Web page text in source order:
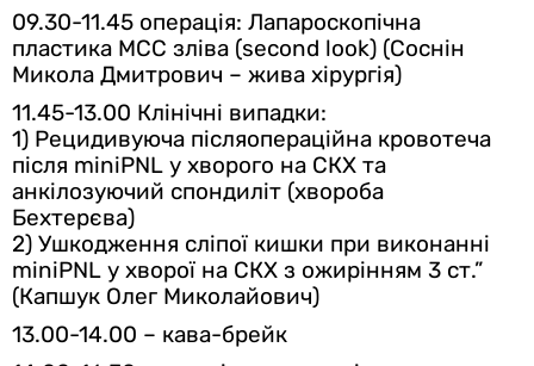
09.30-11.45 операція: Лапароскопічна
пластика МСС зліва (second look) (Соснін
Микола Дмитрович – жива хірургія)
11.45-13.00 Клінічні випадки:
1) Рецидивуюча післяопераційна кровотеча
після miniPNL у хворого на СКХ та
анкілозуючий спондиліт (хвороба
Бехтерєва)
2) Ушкодження сліпої кишки при виконанні
miniPNL у хворої на СКХ з ожирінням 3 ст.”
(Капшук Олег Миколайович)
13.00-14.00 – кава-брейк